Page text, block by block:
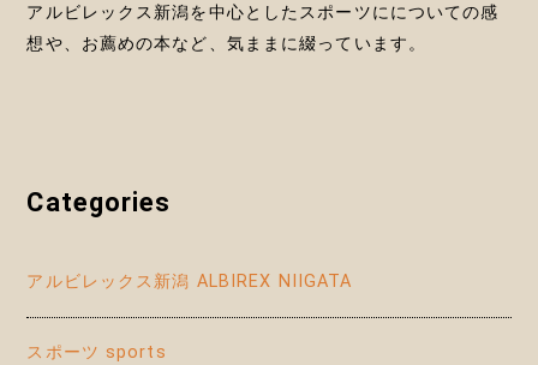
アルビレックス新潟を中心としたスポーツにについての感
想や、お薦めの本など、気ままに綴っています。
Categories
アルビレックス新潟 ALBIREX NIIGATA
スポーツ sports